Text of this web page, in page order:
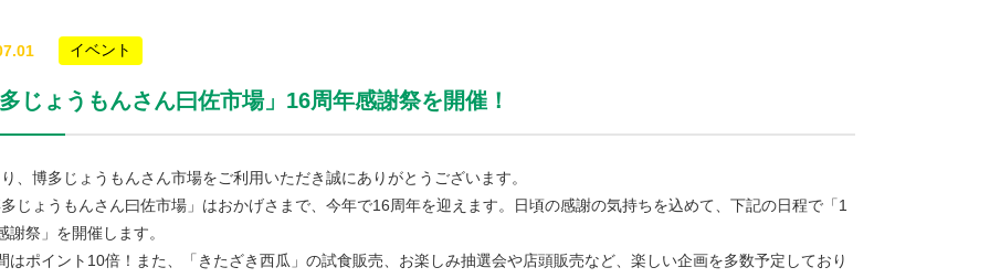
イベント
じょうもんさん曰佐市場」16周年感謝祭を開催！
、博多じょうもんさん市場をご利用いただき誠にありがとうございます。
ょうもんさん曰佐市場」はおかげさまで、今年で16周年を迎えます。日頃の感謝の気持ちを込めて、下記の日程で「1
謝祭」を開催します。
ポイント10倍！また、「きたざき西瓜」の試食販売、お楽しみ抽選会や店頭販売など、楽しい企画を多数予定しており